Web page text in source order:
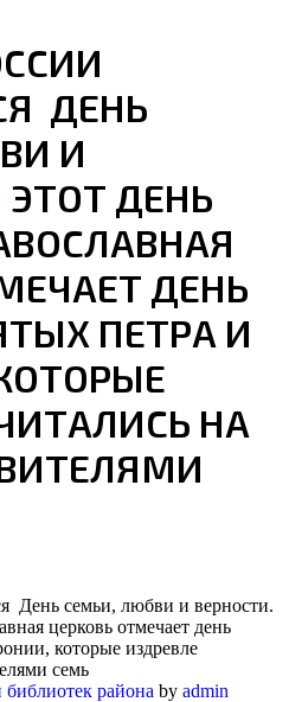
ДЕНЬ
И
ЭТОТ ДЕНЬ
ДЕНЬ
ПЕТРА И
НА
День семьи, любви и верности.
церковь отмечает день
которые издревле
семь
района by admin